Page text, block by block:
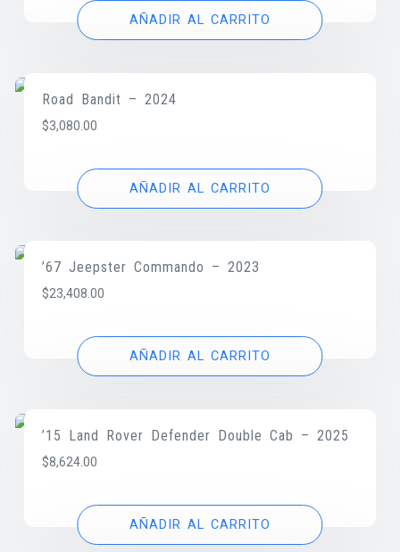
AÑADIR AL CARRITO
Road Bandit – 2024
$3,080.00
AÑADIR AL CARRITO
’67 Jeepster Commando – 2023
$23,408.00
AÑADIR AL CARRITO
’15 Land Rover Defender Double Cab – 2025
$8,624.00
AÑADIR AL CARRITO